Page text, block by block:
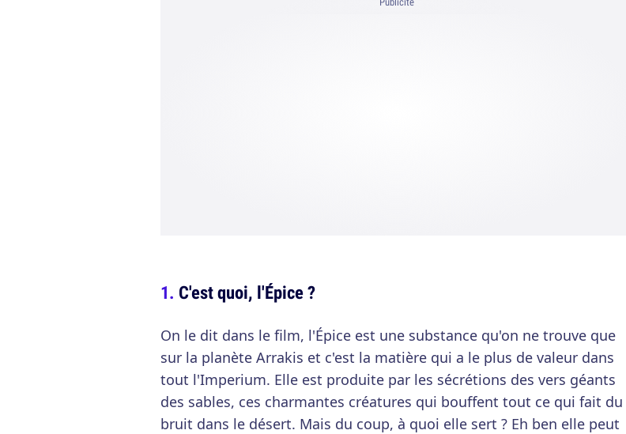
C'est quoi, l'Épice ?
On le dit dans le film, l'Épice est une substance qu'on ne trouve que
sur la planète Arrakis et c'est la matière qui a le plus de valeur dans
tout l'Imperium. Elle est produite par les sécrétions des vers géants
des sables, ces charmantes créatures qui bouffent tout ce qui fait du
bruit dans le désert. Mais du coup, à quoi elle sert ? Eh ben elle peut